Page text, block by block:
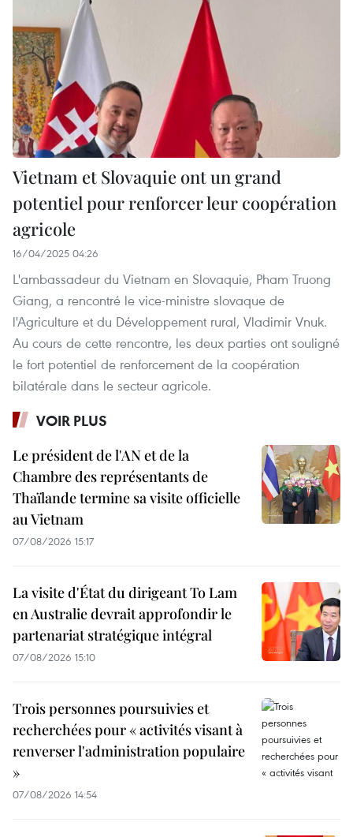
Vietnam et Slovaquie ont un grand
potentiel pour renforcer leur coopération
agricole
16/04/2025 04:26
L'ambassadeur du Vietnam en Slovaquie, Pham Truong
Giang, a rencontré le vice-ministre slovaque de
l'Agriculture et du Développement rural, Vladimir Vnuk.
Au cours de cette rencontre, les deux parties ont souligné
le fort potentiel de renforcement de la coopération
bilatérale dans le secteur agricole.
VOIR PLUS
Le président de l'AN et de la
Chambre des représentants de
Thaïlande termine sa visite officielle
au Vietnam
07/08/2026 15:17
La visite d'État du dirigeant To Lam
en Australie devrait approfondir le
partenariat stratégique intégral
07/08/2026 15:10
Trois personnes poursuivies et
recherchées pour « activités visant à
renverser l'administration populaire
»
07/08/2026 14:54